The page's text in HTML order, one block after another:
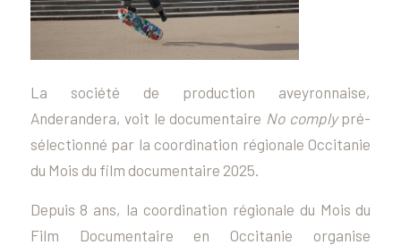
La société de production aveyronnaise,
Anderandera, voit le documentaire No complypré-
sélectionné par la coordination régionale Occitanie
du Mois du film documentaire 2025.
Depuis 8 ans, la coordination régionale du Mois du
Film Documentaire en Occitanie organise